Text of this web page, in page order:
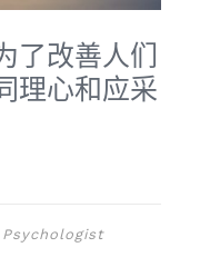
了改善人们
理心和应采
Psychologist